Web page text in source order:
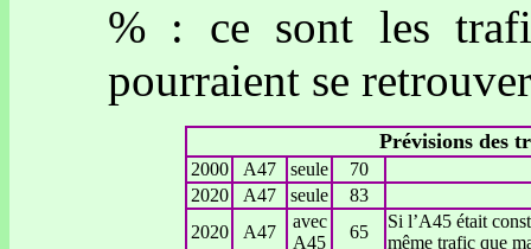
% : ce sont les
pourraient se
Prévisions des
2000 A47 seule
70
2020
A47 seule
83
2020
A47
avec
A45
65
Si l’A45 était
même trafic que